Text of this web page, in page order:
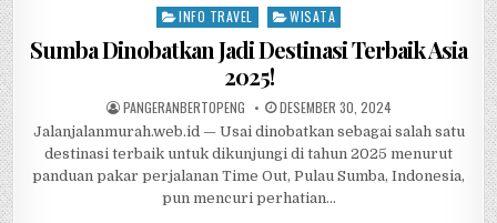
Posted in
INFO TRAVEL WISATA
Sumba Dinobatkan Jadi Destinasi Terbaik Asia
2025!
AUTHOR:
PANGERANBERTOPENG PUBLISHED DATE:
DESEMBER 30, 2024
Jalanjalanmurah.web.id — Usai dinobatkan sebagai salah satu
destinasi terbaik untuk dikunjungi di tahun 2025 menurut
panduan pakar perjalanan Time Out, Pulau Sumba, Indonesia,
pun mencuri perhatian…